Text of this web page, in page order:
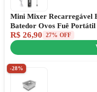
Mini Mixer Recarregável
Batedor Ovos Fuê
R$ 26,90 27% OFF
-28%